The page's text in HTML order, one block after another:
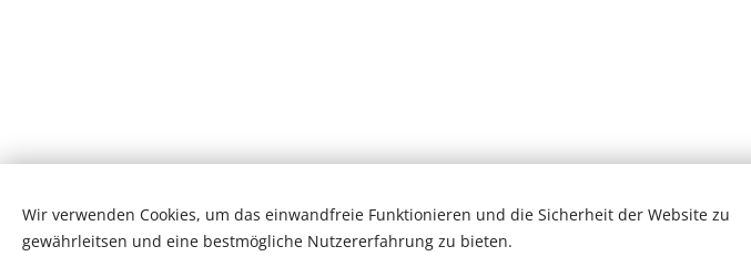
Wilde
Wir verwenden Cookies, um das einwandfreie Funktionieren und die Sicherheit der Website zu
gewährleitsen und eine bestmögliche Nutzererfahrung zu bieten.